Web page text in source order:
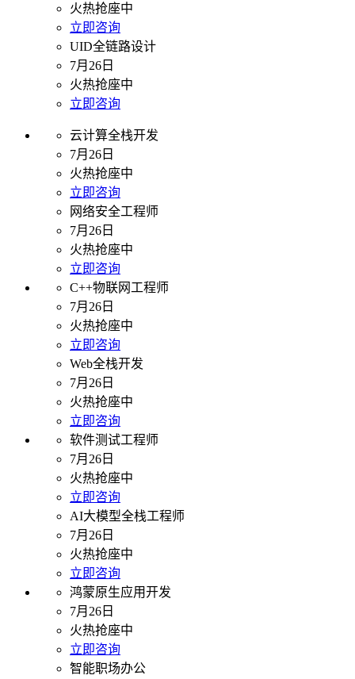
火热抢座中
立即咨询
UID全链路设计
7月26日
火热抢座中
立即咨询
云计算全栈开发
7月26日
火热抢座中
立即咨询
网络安全工程师
7月26日
火热抢座中
立即咨询
C++物联网工程师
7月26日
火热抢座中
立即咨询
Web全栈开发
7月26日
火热抢座中
立即咨询
软件测试工程师
7月26日
火热抢座中
立即咨询
AI大模型全栈工程师
7月26日
火热抢座中
立即咨询
鸿蒙原生应用开发
7月26日
火热抢座中
立即咨询
智能职场办公